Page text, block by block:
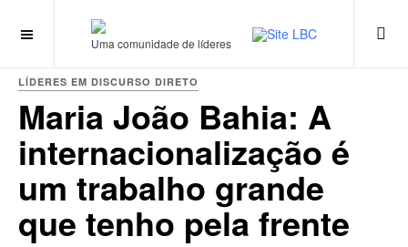
Uma comunidade de líderes
LÍDERES EM DISCURSO DIRETO
Maria João Bahia: A
internacionalização é
um trabalho grande
que tenho pela frente